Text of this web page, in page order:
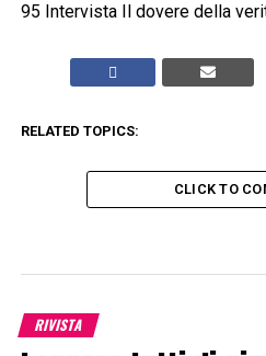
95 Intervista Il dovere della
RELATED TOPICS:
CLICK TO
RIVISTA